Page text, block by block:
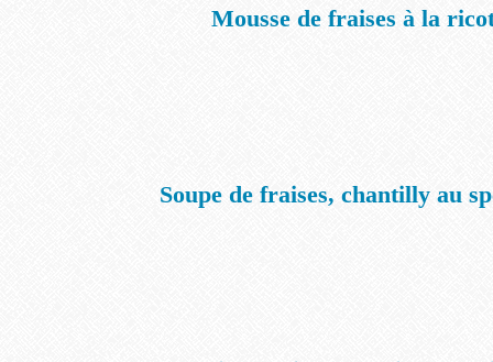
Mousse de fraises à la
Soupe de fraises, chantilly au